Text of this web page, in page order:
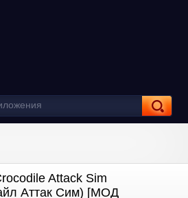
Attack Sim
Аттак Сим) [МОД